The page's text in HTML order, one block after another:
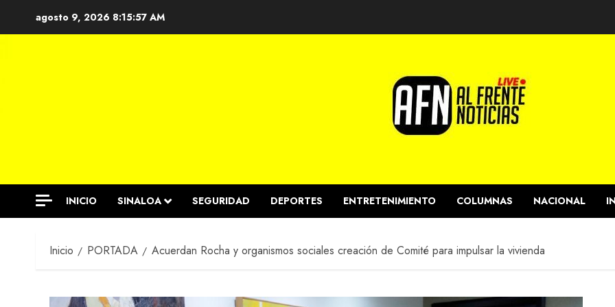
agosto 9, 2026 8:15:58 AM
INICIO SINALOA SEGURIDAD DEPORTES ENTRETENIMIENTO COLUMNAS NACIONAL
Inicio PORTADA Acuerdan Rocha y organismos sociales creación de Comité para impulsar la vivienda